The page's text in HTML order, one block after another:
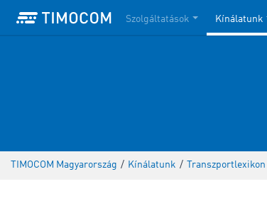
Szolgáltatások Kínálatunk
TIMOCOM Magyarország / Kínálatunk / Transzportlexikon